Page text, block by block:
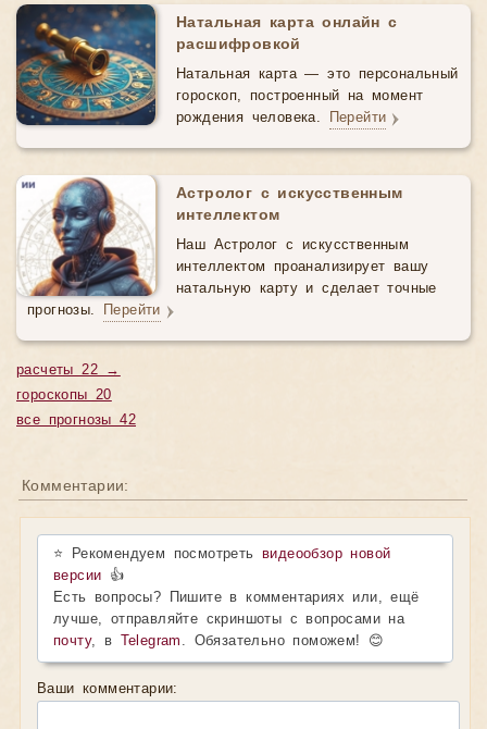
Натальная карта онлайн с
расшифровкой
Натальная карта — это персональный
гороскоп, построенный на момент
рождения человека. Перейти
Астролог с искусственным
интеллектом
Наш Астролог с искусственным
интеллектом проанализирует вашу
натальную карту и сделает точные
прогнозы. Перейти
расчеты 22 →
гороскопы 20
все прогнозы 42
Комментарии:
⭐ Рекомендуем посмотретьвидеообзор новой
версии 👍
Есть вопросы? Пишите в комментариях или, ещё
лучше, отправляйте скриншоты с вопросами на
почту, в Telegram . Обязательно поможем! 😊
Ваши комментарии: